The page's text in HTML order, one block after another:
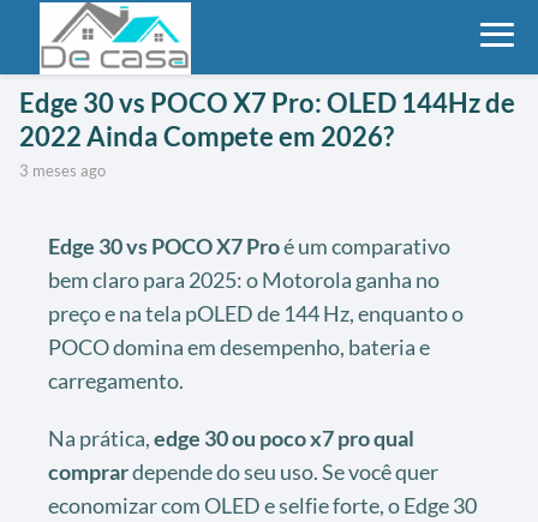
Edge 30 vs POCO X7 Pro: OLED 144Hz de
2022 Ainda Compete em 2026?
3 meses ago
Edge 30 vs POCO X7 Proé um comparativo
bem claro para 2025: o Motorola ganha no
preço e na tela pOLED de 144 Hz, enquanto o
POCO domina em desempenho, bateria e
carregamento.
Na prática,edge 30 ou poco x7 pro qual
comprardepende do seu uso. Se você quer
economizar com OLED e selfie forte, o Edge 30